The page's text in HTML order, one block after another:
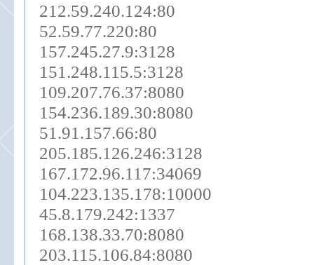
212.59.240.124:80
52.59.77.220:80
157.245.27.9:3128
151.248.115.5:3128
109.207.76.37:8080
154.236.189.30:8080
51.91.157.66:80
205.185.126.246:3128
167.172.96.117:34069
104.223.135.178:10000
45.8.179.242:1337
168.138.33.70:8080
203.115.106.84:8080